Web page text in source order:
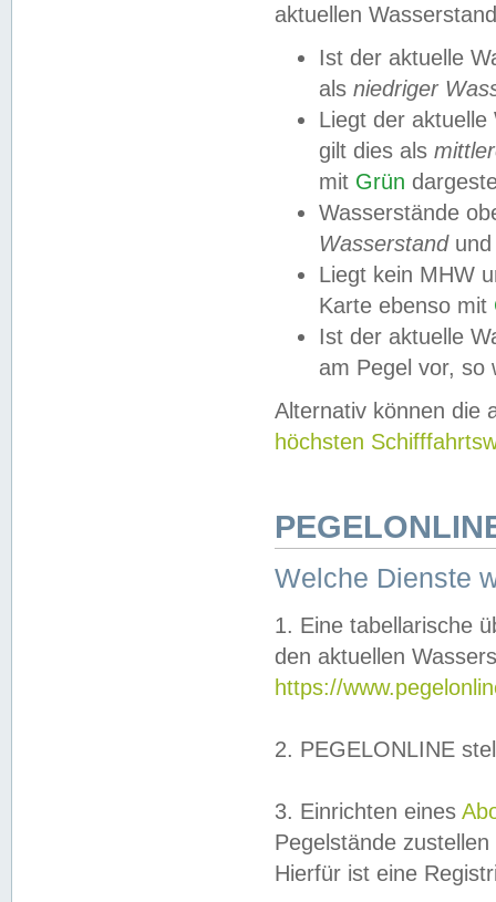
aktuellen
Ist der aktuelle
als niedriger
Liegt der
gilt dies als
mit Grün
Wasserstände
Wasserstandund
Liegt kein MHW
Karte ebenso mit
Ist der aktuelle
am Pegel vor,
Alternativ können die
höchsten
Welche Dienste
1. Eine tabellarische
den aktuellen
https://
2. PEGELONLINE
3. Einrichten eines
Pegelstände
Hierfür ist eine